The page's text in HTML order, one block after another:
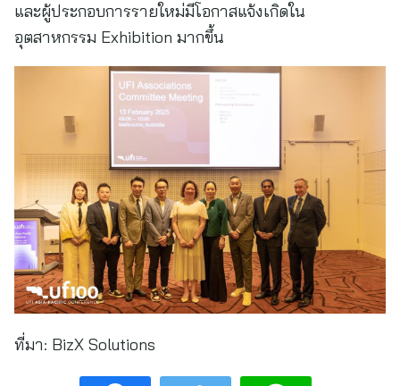
และผู้ประกอบการรายใหม่มีโอกาสแจ้งเกิดใน
อุตสาหกรรม Exhibition มากขึ้น
ที่มา: BizX Solutions